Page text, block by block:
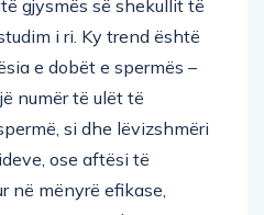
i ri. Ky trend është
e dobët e spermës –
numër të ulët të
si dhe lëvizshmëri
ose aftësi të
në mënyrë efikase,
spermatozoideve, me